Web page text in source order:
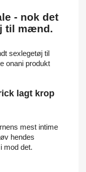
- nok det
til mænd.
sexlegetøj til
onani produkt
lagt krop
mest intime
hendes
mod det.